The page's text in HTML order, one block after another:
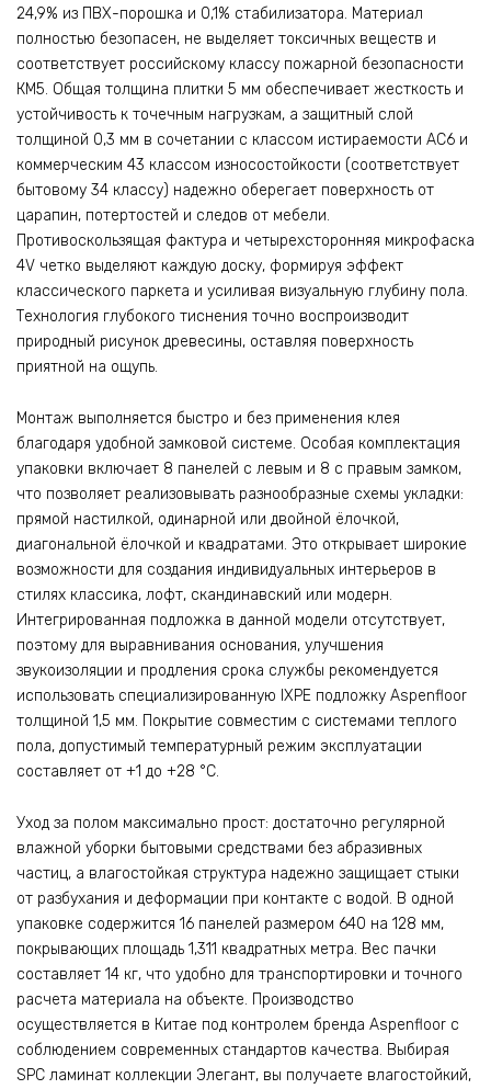
24,9% из ПВХ-порошка и 0,1% стабилизатора. Материал
полностью безопасен, не выделяет токсичных веществ и
соответствует российскому классу пожарной безопасности
КМ5. Общая толщина плитки 5 мм обеспечивает жесткость и
устойчивость к точечным нагрузкам, а защитный слой
толщиной 0,3 мм в сочетании с классом истираемости AC6 и
коммерческим 43 классом износостойкости (соответствует
бытовому 34 классу) надежно оберегает поверхность от
царапин, потертостей и следов от мебели.
Противоскользящая фактура и четырехсторонняя микрофаска
4V четко выделяют каждую доску, формируя эффект
классического паркета и усиливая визуальную глубину пола.
Технология глубокого тиснения точно воспроизводит
природный рисунок древесины, оставляя поверхность
приятной на ощупь.
Монтаж выполняется быстро и без применения клея
благодаря удобной замковой системе. Особая комплектация
упаковки включает 8 панелей с левым и 8 с правым замком,
что позволяет реализовывать разнообразные схемы укладки:
прямой настилкой, одинарной или двойной ёлочкой,
диагональной ёлочкой и квадратами. Это открывает широкие
возможности для создания индивидуальных интерьеров в
стилях классика, лофт, скандинавский или модерн.
Интегрированная подложка в данной модели отсутствует,
поэтому для выравнивания основания, улучшения
звукоизоляции и продления срока службы рекомендуется
использовать специализированную IXPE подложку Aspenfloor
толщиной 1,5 мм. Покрытие совместим с системами теплого
пола, допустимый температурный режим эксплуатации
составляет от +1 до +28 °C.
Уход за полом максимально прост: достаточно регулярной
влажной уборки бытовыми средствами без абразивных
частиц, а влагостойкая структура надежно защищает стыки
от разбухания и деформации при контакте с водой. В одной
упаковке содержится 16 панелей размером 640 на 128 мм,
покрывающих площадь 1,311 квадратных метра. Вес пачки
составляет 14 кг, что удобно для транспортировки и точного
расчета материала на объекте. Производство
осуществляется в Китае под контролем бренда Aspenfloor с
соблюдением современных стандартов качества. Выбирая
SPC ламинат коллекции Элегант, вы получаете влагостойкий,